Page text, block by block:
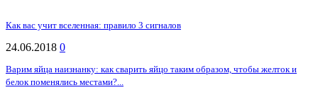
Как вас учит вселенная: правило 3 сигналов
24.06.2018 0
Варим яйца наизнанку: как сварить яйцо таким образом, чтобы желток и
белок поменялись местами?...